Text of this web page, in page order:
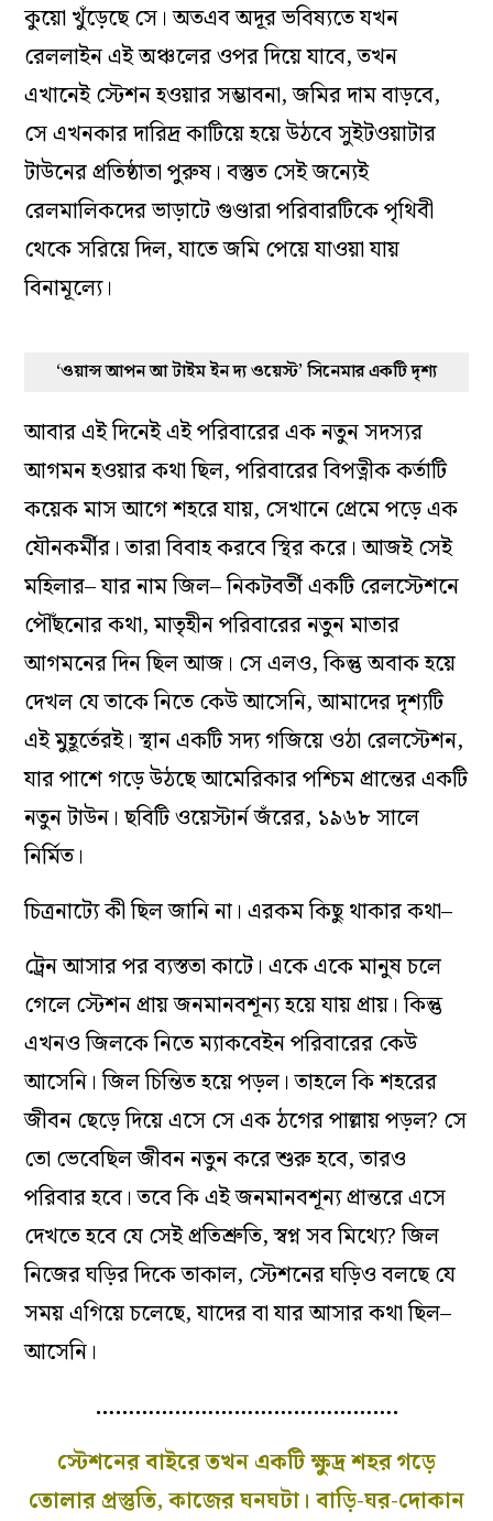
কুয়ো খুঁড়েছে সে। অতএব অদূর ভবিষ্যতে যখন
রেললাইন এই অঞ্চলের ওপর দিয়ে যাবে, তখন
এখানেই স্টেশন হওয়ার সম্ভাবনা, জমির দাম বাড়বে,
সে এখনকার দারিদ্র কাটিয়ে হয়ে উঠবে সুইটওয়াটার
টাউনের প্রতিষ্ঠাতা পুরুষ। বস্তুত সেই জন্যেই
রেলমালিকদের ভাড়াটে গুণ্ডারা পরিবারটিকে পৃথিবী
থেকে সরিয়ে দিল, যাতে জমি পেয়ে যাওয়া যায়
বিনামূল্যে।
‘ওয়ান্স আপন আ টাইম ইন দ্য ওয়েস্ট’ সিনেমার একটি দৃশ্য
আবার এই দিনেই এই পরিবারের এক নতুন সদস্যর
আগমন হওয়ার কথা ছিল, পরিবারের বিপত্নীক কর্তাটি
কয়েক মাস আগে শহরে যায়, সেখানে প্রেমে পড়ে এক
যৌনকর্মীর। তারা বিবাহ করবে স্থির করে। আজই সেই
মহিলার–যার নাম জিল–নিকটবর্তী একটি রেলস্টেশনে
পৌঁছনোর কথা, মাতৃহীন পরিবারের নতুন মাতার
আগমনের দিন ছিল আজ। সে এলও, কিন্তু অবাক হয়ে
দেখল যে তাকে নিতে কেউ আসেনি, আমাদের দৃশ্যটি
এই মুহূর্তেরই। স্থান একটি সদ্য গজিয়ে ওঠা রেলস্টেশন,
যার পাশে গড়ে উঠছে আমেরিকার পশ্চিম প্রান্তের একটি
নতুন টাউন। ছবিটি ওয়েস্টার্ন জঁরের, ১৯৬৮ সালে
নির্মিত।
চিত্রনাট্যে কী ছিল জানি না। এরকম কিছু থাকার কথা–
ট্রেন আসার পর ব্যস্ততা কাটে। একে একে মানুষ চলে
গেলে স্টেশন প্রায় জনমানবশূন্য হয়ে যায় প্রায়। কিন্তু
এখনও জিলকে নিতে ম্যাকবেইন পরিবারের কেউ
আসেনি। জিল চিন্তিত হয়ে পড়ল। তাহলে কি শহরের
জীবন ছেড়ে দিয়ে এসে সে এক ঠগের পাল্লায় পড়ল? সে
তো ভেবেছিল জীবন নতুন করে শুরু হবে, তারও
পরিবার হবে। তবে কি এই জনমানবশূন্য প্রান্তরে এসে
দেখতে হবে যে সেই প্রতিশ্রুতি, স্বপ্ন সব মিথ্যে? জিল
নিজের ঘড়ির দিকে তাকাল, স্টেশনের ঘড়িও বলছে যে
সময় এগিয়ে চলেছে, যাদের বা যার আসার কথা ছিল–
আসেনি।
……………………………………….
স্টেশনের বাইরে তখন একটি ক্ষুদ্র শহর গড়ে
তোলার প্রস্তুতি, কাজের ঘনঘটা। বাড়ি-ঘর-দোকান